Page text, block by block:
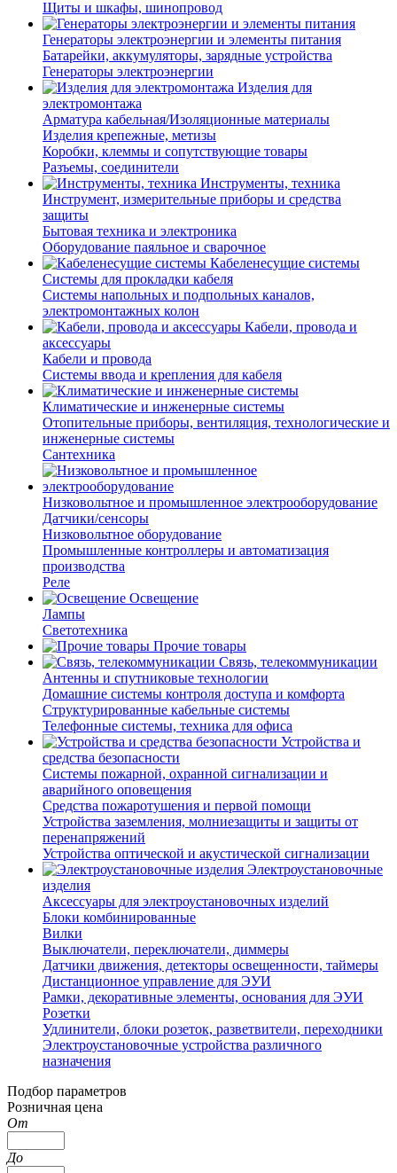
Щиты и шкафы, шинопровод
Генераторы электроэнергии и элементы питания
Батарейки, аккумуляторы, зарядные устройства
Генераторы электроэнергии
Изделия для
электромонтажа
Арматура кабельная/Изоляционные материалы
Изделия крепежные, метизы
Коробки, клеммы и сопутствующие товары
Разъемы, соединители
Инструменты, техника
Инструмент, измерительные приборы и средства
защиты
Бытовая техника и электроника
Оборудование паяльное и сварочное
Кабеленесущие системы
Системы для прокладки кабеля
Системы напольных и подпольных каналов,
электромонтажных колон
Кабели, провода и
аксессуары
Кабели и провода
Системы ввода и крепления для кабеля
Климатические и инженерные системы
Отопительные приборы, вентиляция, технологические и
инженерные системы
Сантехника
Низковольтное и промышленное электрооборудование
Датчики/сенсоры
Низковольтное оборудование
Промышленные контроллеры и автоматизация
производства
Реле
Освещение
Лампы
Светотехника
Прочие товары
Связь, телекоммуникации
Антенны и спутниковые технологии
Домашние системы контроля доступа и комфорта
Структурированные кабельные системы
Телефонные системы, техника для офиса
Устройства и
средства безопасности
Системы пожарной, охранной сигнализации и
аварийного оповещения
Средства пожаротушения и первой помощи
Устройства заземления, молниезащиты и защиты от
перенапряжений
Устройства оптической и акустической сигнализации
Электроустановочные
изделия
Аксессуары для электроустановочных изделий
Блоки комбинированные
Вилки
Выключатели, переключатели, диммеры
Датчики движения, детекторы освещенности, таймеры
Дистанционное управление для ЭУИ
Рамки, декоративные элементы, основания для ЭУИ
Розетки
Удлинители, блоки розеток, разветвители, переходники
Электроустановочные устройства различного
назначения
Подбор параметров
Розничная цена
От
До